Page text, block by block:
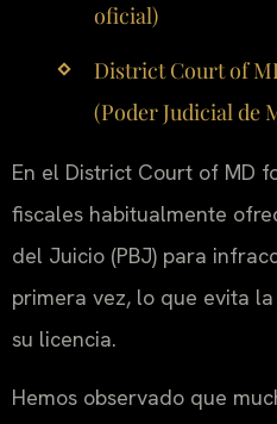
oficial)
District Court of
(Poder Judicial de
En el District Court of MD
fiscales habitualmente
del Juicio (PBJ) para
primera vez, lo que evita
su licencia.
Hemos observado que